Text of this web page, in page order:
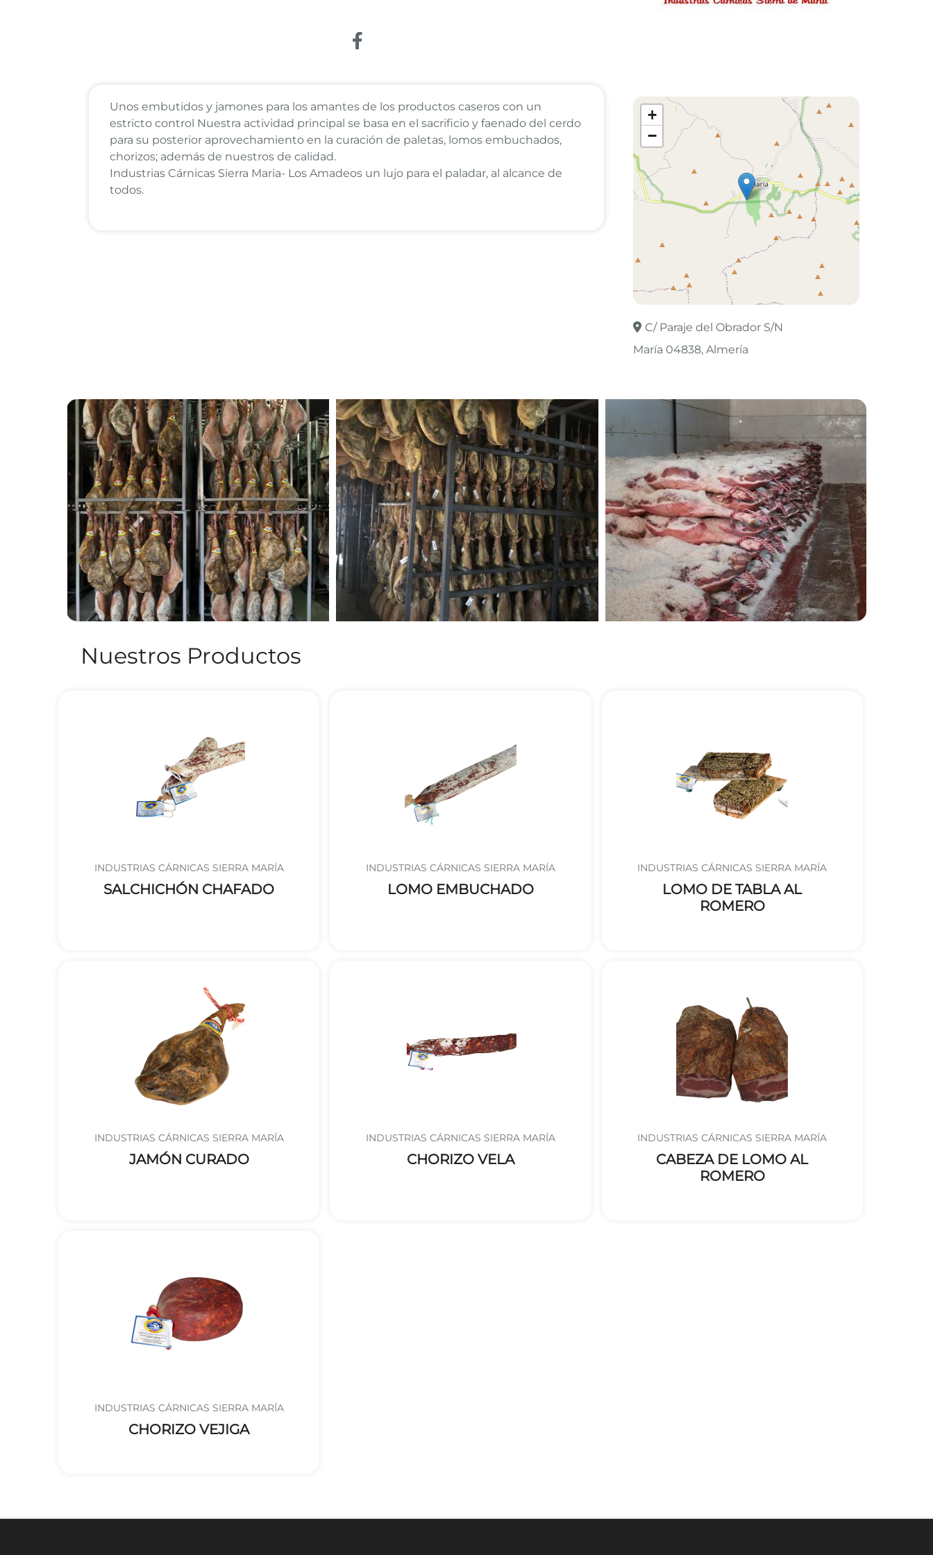
Unos embutidos y jamones para los amantes de los productos caseros con un
estricto control Nuestra actividad principal se basa en el sacrificio y faenado del cerdo
para su posterior aprovechamiento en la curación de paletas, lomos embuchados,
chorizos; además de nuestros de calidad.
Industrias Cárnicas Sierra Maria- Los Amadeos un lujo para el paladar, al alcance de
todos.
+
−
C/ Paraje del Obrador S/N
María 04838 Almería
Nuestros Productos
INDUSTRIAS CÁRNICAS SIERRA MARÍA
SALCHICHÓN CHAFADO
INDUSTRIAS CÁRNICAS SIERRA MARÍA
LOMO EMBUCHADO
INDUSTRIAS CÁRNICAS SIERRA MARÍA
LOMO DE TABLA AL
ROMERO
INDUSTRIAS CÁRNICAS SIERRA MARÍA
JAMÓN CURADO
INDUSTRIAS CÁRNICAS SIERRA MARÍA
CHORIZO VELA
INDUSTRIAS CÁRNICAS SIERRA MARÍA
CABEZA DE LOMO AL
ROMERO
INDUSTRIAS CÁRNICAS SIERRA MARÍA
CHORIZO VEJIGA